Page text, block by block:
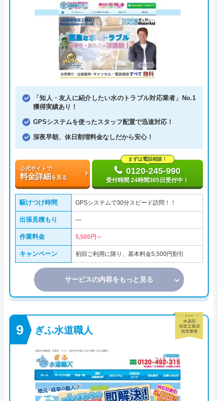
「知人・友人に紹介したい水のトラブル対応業者」No.1
獲得実績あり！
GPSシステムを使ったスタッフ配置で迅速対応！
深夜早朝、休日割増料金なしだから安心！
公式サイトで
料金詳細を見る
まずは電話相談！
0120-245-990
受付時間 24時間365日受付中！
駆けつけ時間 GPSシステムで30分スピード訪問！！
出張見積もり ―
作業料金 5,500円～
キャンペーン 初回ご利用に限り、基本料金5,500円割引
サービスの内容をもっと見る
ぎふ水道職人